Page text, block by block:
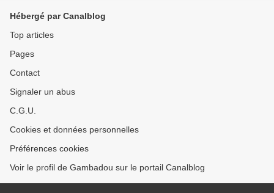
Hébergé par Canalblog
Top articles
Pages
Contact
Signaler un abus
C.G.U.
Cookies et données personnelles
Préférences cookies
Voir le profil de Gambadou sur le portail Canalblog